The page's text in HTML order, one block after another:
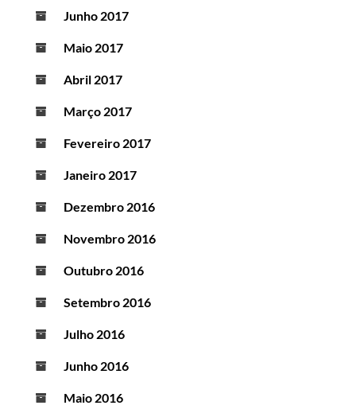
Junho 2017
Maio 2017
Abril 2017
Março 2017
Fevereiro 2017
Janeiro 2017
Dezembro 2016
Novembro 2016
Outubro 2016
Setembro 2016
Julho 2016
Junho 2016
Maio 2016